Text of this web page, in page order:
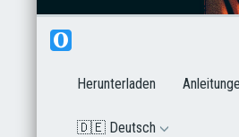
Herunterladen
🇩🇪 Deutsch